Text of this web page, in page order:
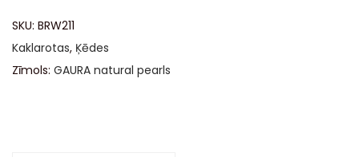
SKU: BRW211
Kaklarotas, Ķēdes
Zīmols: GAURA natural pearls